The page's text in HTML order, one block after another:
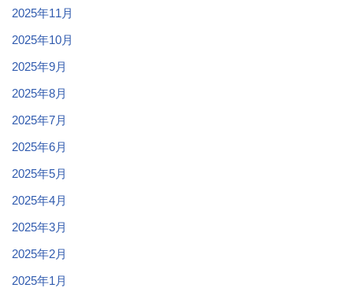
2025年11月
2025年10月
2025年9月
2025年8月
2025年7月
2025年6月
2025年5月
2025年4月
2025年3月
2025年2月
2025年1月